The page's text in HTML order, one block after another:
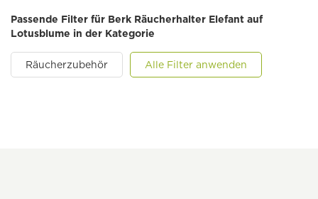
Passende Filter für Berk Räucherhalter Elefant auf
Lotusblume in der Kategorie
Räucherzubehör Alle Filter anwenden